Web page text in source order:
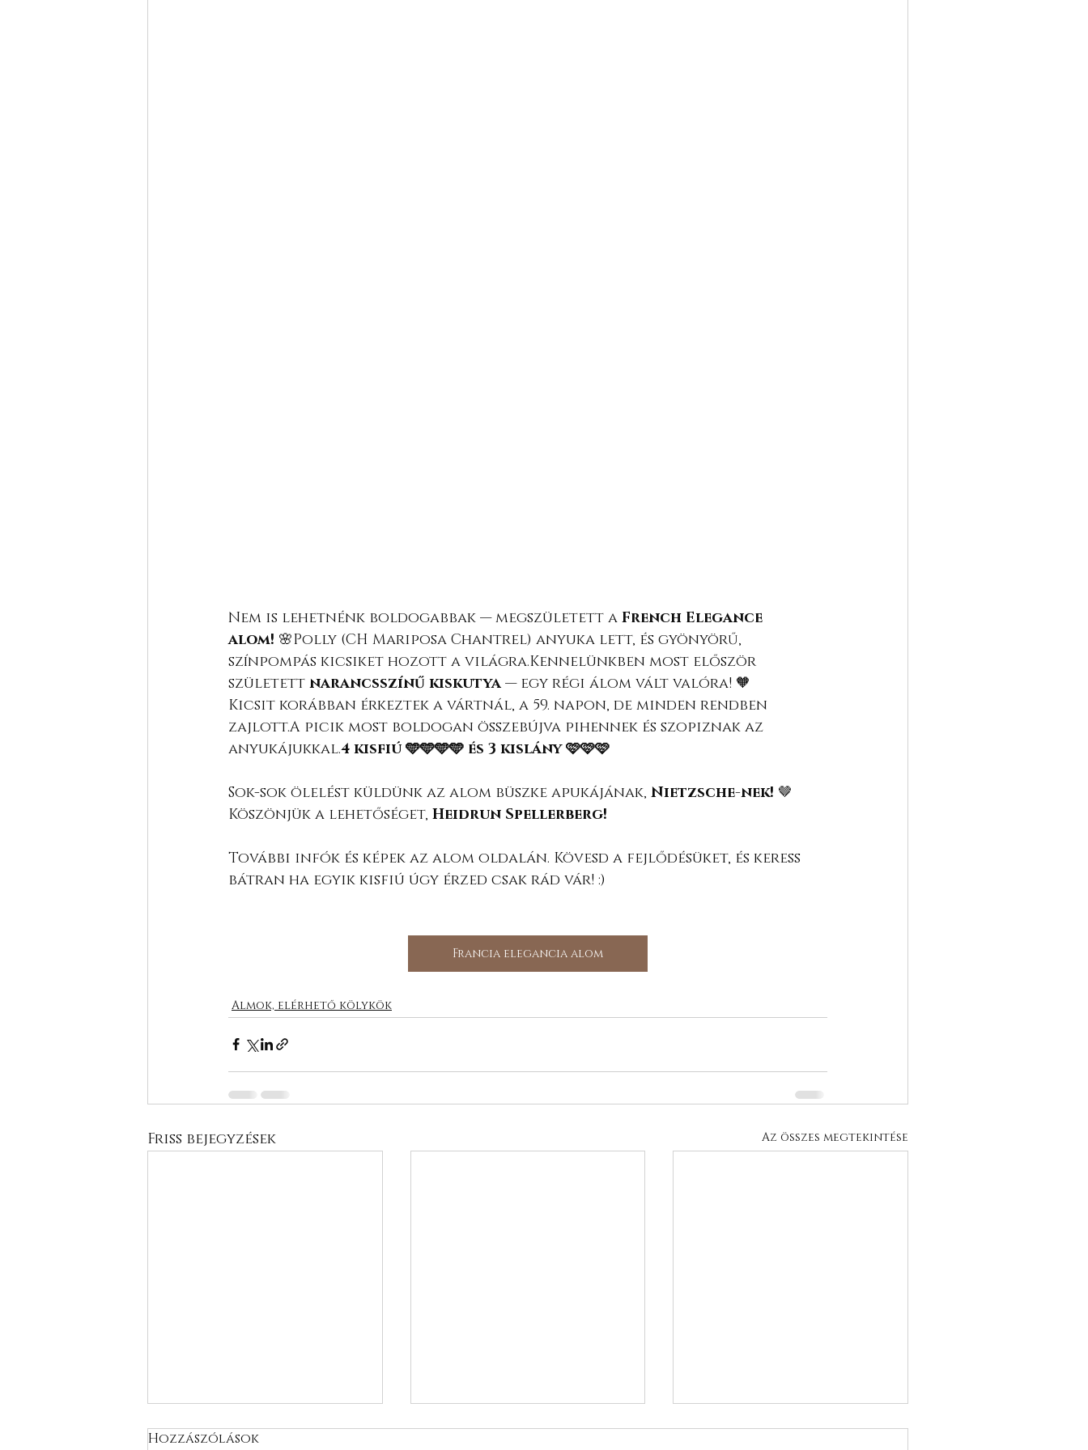
Nem is lehetnénk boldogabbak — megszületett a French Elegance
alom! 🌸Polly (CH Mariposa Chantrel) anyuka lett, és gyönyörű,
színpompás kicsiket hozott a világra.Kennelünkben most először
született narancsszínű kiskutya — egy régi álom vált valóra! 🧡
Kicsit korábban érkeztek a vártnál, a 59. napon, de minden rendben
zajlott.A picik most boldogan összebújva pihennek és szopiznak az
anyukájukkal.4 kisfiú 🩵🩵🩵🩵 és 3 kislány 🩷🩷🩷
Sok-sok ölelést küldünk az alom büszke apukájának, Nietzsche-nek! 🤎
Köszönjük a lehetőséget, Heidrun Spellerberg!
További infók és képek az alom oldalán. Kövesd a fejlődésüket, és keress
bátran ha egyik kisfiú úgy érzed csak rád vár! :)
Francia elegancia alom
Almok, elérhető kölykök
Friss bejegyzések Az összes megtekintése
Hozzászólások